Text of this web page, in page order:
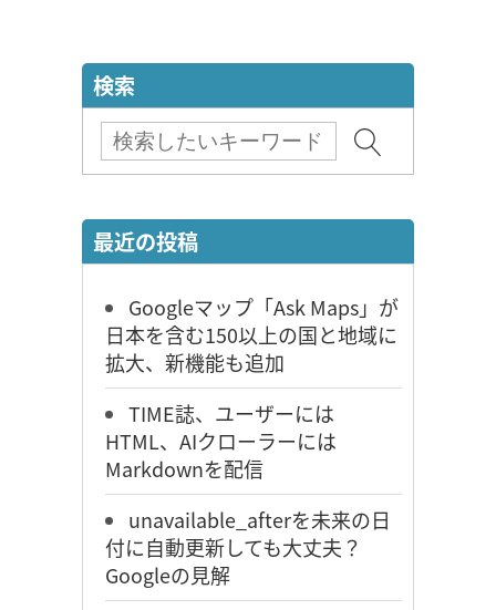
検索
最近の投稿
Googleマップ「Ask Maps」が
日本を含む150以上の国と地域に
拡大、新機能も追加
TIME誌、ユーザーには
HTML、AIクローラーには
Markdownを配信
unavailable_afterを未来の日
付に自動更新しても大丈夫？
Googleの見解